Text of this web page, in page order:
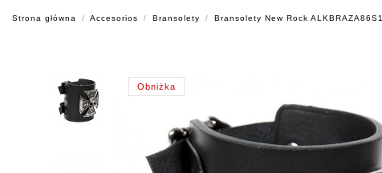
Strona główna Accesorios Bransolety Bransolety New Rock ALKBRAZA86S1
Obniżka